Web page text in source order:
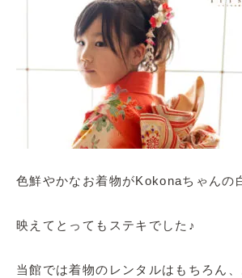
色鮮やかなお着物がKokonaちゃんの
映えてとってもステキでした♪
当館では着物のレンタルはもちろん